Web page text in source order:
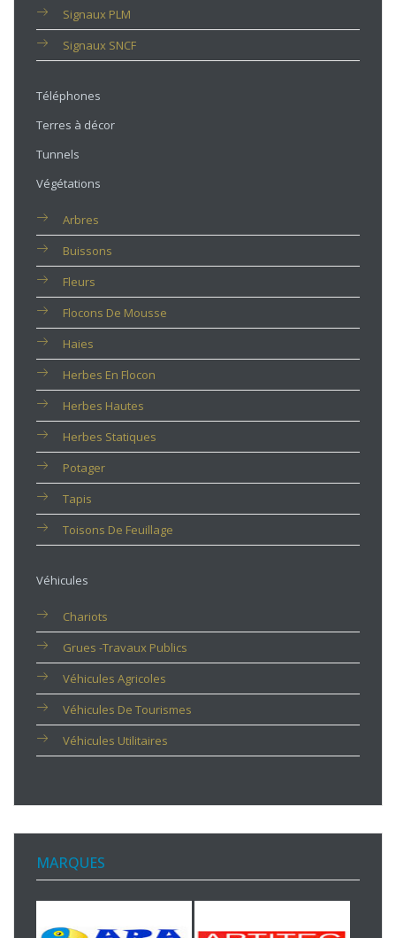
Signaux PLM
Signaux SNCF
Téléphones
Terres à décor
Tunnels
Végétations
Arbres
Buissons
Fleurs
Flocons De Mousse
Haies
Herbes En Flocon
Herbes Hautes
Herbes Statiques
Potager
Tapis
Toisons De Feuillage
Véhicules
Chariots
Grues -travaux Publics
Véhicules Agricoles
Véhicules De Tourismes
Véhicules Utilitaires
MARQUES